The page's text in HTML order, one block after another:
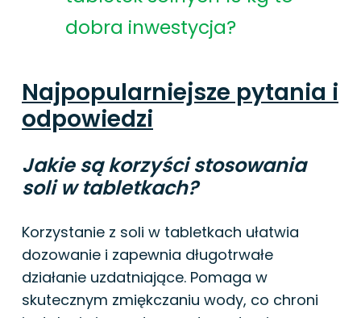
dobra inwestycja?
Najpopularniejsze pytania i
odpowiedzi
Jakie są korzyści stosowania
soli w tabletkach?
Korzystanie z soli w tabletkach ułatwia
dozowanie i zapewnia długotrwałe
działanie uzdatniające. Pomaga w
skutecznym zmiękczaniu wody, co chroni